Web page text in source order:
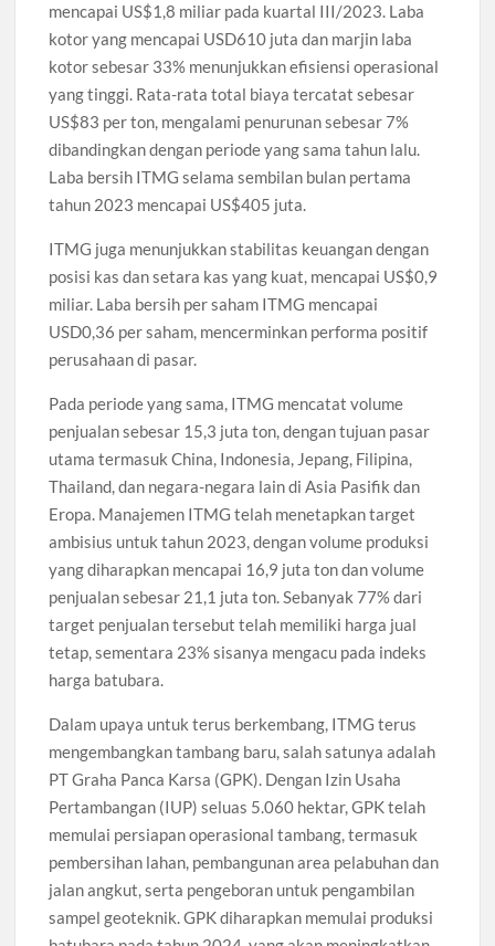
mencapai US$1,8 miliar pada kuartal III/2023. Laba
kotor yang mencapai USD610 juta dan marjin laba
kotor sebesar 33% menunjukkan efisiensi operasional
yang tinggi. Rata-rata total biaya tercatat sebesar
US$83 per ton, mengalami penurunan sebesar 7%
dibandingkan dengan periode yang sama tahun lalu.
Laba bersih ITMG selama sembilan bulan pertama
tahun 2023 mencapai US$405 juta.
ITMG juga menunjukkan stabilitas keuangan dengan
posisi kas dan setara kas yang kuat, mencapai US$0,9
miliar. Laba bersih per saham ITMG mencapai
USD0,36 per saham, mencerminkan performa positif
perusahaan di pasar.
Pada periode yang sama, ITMG mencatat volume
penjualan sebesar 15,3 juta ton, dengan tujuan pasar
utama termasuk China, Indonesia, Jepang, Filipina,
Thailand, dan negara-negara lain di Asia Pasifik dan
Eropa. Manajemen ITMG telah menetapkan target
ambisius untuk tahun 2023, dengan volume produksi
yang diharapkan mencapai 16,9 juta ton dan volume
penjualan sebesar 21,1 juta ton. Sebanyak 77% dari
target penjualan tersebut telah memiliki harga jual
tetap, sementara 23% sisanya mengacu pada indeks
harga batubara.
Dalam upaya untuk terus berkembang, ITMG terus
mengembangkan tambang baru, salah satunya adalah
PT Graha Panca Karsa (GPK). Dengan Izin Usaha
Pertambangan (IUP) seluas 5.060 hektar, GPK telah
memulai persiapan operasional tambang, termasuk
pembersihan lahan, pembangunan area pelabuhan dan
jalan angkut, serta pengeboran untuk pengambilan
sampel geoteknik. GPK diharapkan memulai produksi